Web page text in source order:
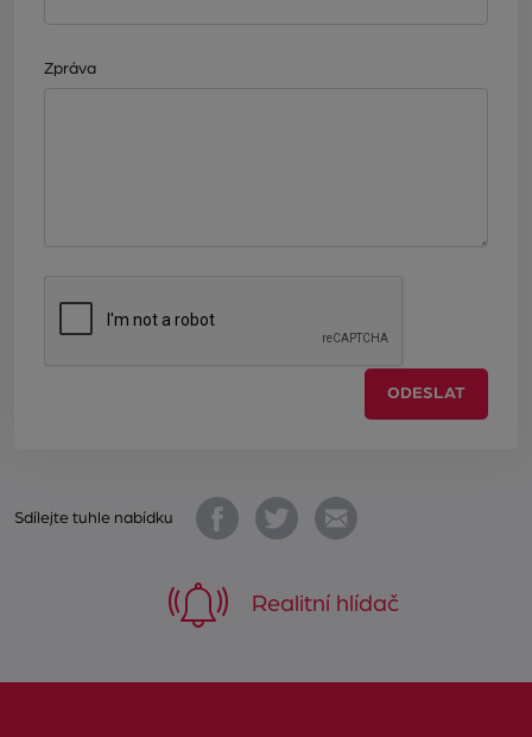
Zpráva
ODESLAT
Sdílejte tuhle nabídku
Realitní hlídač